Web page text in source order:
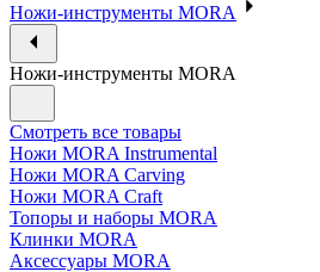
Ножи-инструменты MORA
Ножи-инструменты MORA
Смотреть все товары
Ножи MORA Instrumental
Ножи MORA Carving
Ножи MORA Craft
Топоры и наборы MORA
Клинки MORA
Аксессуары MORA